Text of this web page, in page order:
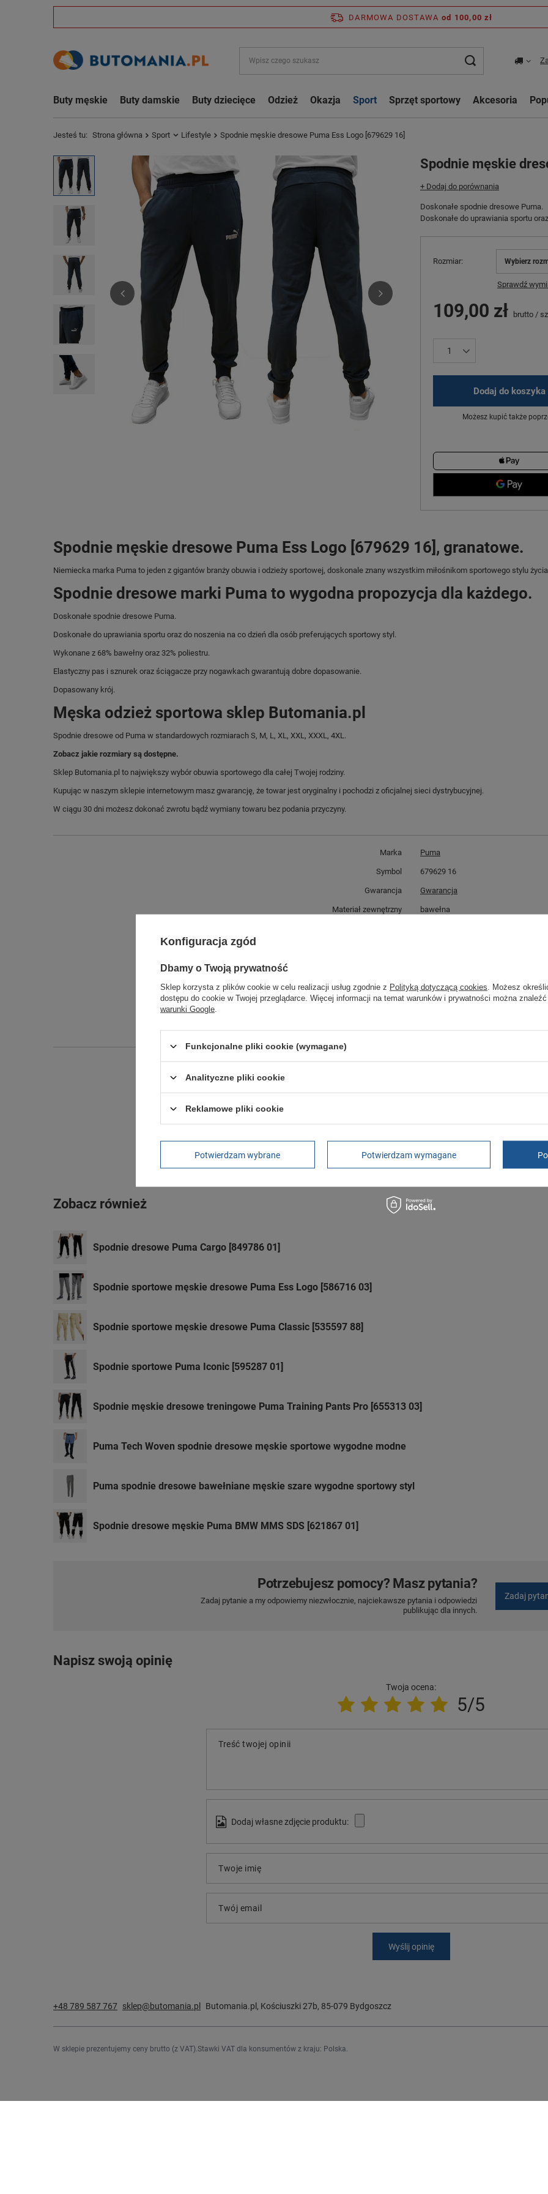
DARMOWA DOSTAWA od 100,00 zł
Buty męskie Buty damskie Buty dziecięce Odzież Okazja Sport Sprzęt sportowy Akcesoria
Jesteś tu: Strona główna Sport Lifestyle Spodnie męskie dresowe Puma Ess Logo [679629 16]
Spodnie męskie
+ Dodaj do porównania
Doskonałe spodnie dresowe Puma.
Doskonałe do uprawiania sportu
Rozmiar Wybierz
Sprawdź
109,00 zł brutto /
Dodaj do koszyka
Możesz kupić także
Spodnie męskie dresowe Puma Ess Logo [679629 16], granatowe.
Niemiecka marka Puma to jeden z gigantów branży obuwia i odzieży sportowej, doskonale znany wszystkim miłośnikom sportowego stylu
Spodnie dresowe marki Puma to wygodna propozycja dla każdego.
Doskonałe spodnie dresowe Puma.
Doskonałe do uprawiania sportu oraz do noszenia na co dzień dla osób preferujących sportowy styl.
Wykonane z 68% bawełny oraz 32% poliestru.
Elastyczny pas i sznurek oraz ściągacze przy nogawkach gwarantują dobre dopasowanie.
Dopasowany krój.
Męska odzież sportowa sklep Butomania.pl
Spodnie dresowe od Puma w standardowych rozmiarach S, M, L, XL, XXL, XXXL, 4XL.
Zobacz jakie rozmiary są dostępne.
Sklep Butomania.pl to największy wybór obuwia sportowego dla całej Twojej rodziny.
Kupując w naszym sklepie internetowym masz gwarancję, że towar jest oryginalny i pochodzi z oficjalnej sieci dystrybucyjnej.
W ciągu 30 dni możesz dokonać zwrotu bądź wymiany towaru bez podania przyczyny.
Marka Puma
Symbol 679629 16
Gwarancja Gwarancja
Materiał zewnętrzny
bawełna
Długość towaru w centymetrach Więcej 30
Szerokość towaru w centymetrach Więcej 20
Kościuszki 27b
85-079 Bydgoszcz
Polska
Zobacz również
Spodnie dresowe Puma Cargo [849786 01]
Spodnie sportowe męskie dresowe Puma Ess Logo [586716 03]
Spodnie sportowe męskie dresowe Puma Classic [535597 88]
Spodnie sportowe Puma Iconic [595287 01]
Spodnie męskie dresowe treningowe Puma Training Pants Pro [655313 03]
Puma Tech Woven spodnie dresowe męskie sportowe wygodne modne
Puma spodnie dresowe bawełniane męskie szare wygodne sportowy styl
Spodnie dresowe męskie Puma BMW MMS SDS [621867 01]
Potrzebujesz pomocy? Masz pytania?
Zadaj pytanie a my odpowiemy niezwłocznie, najciekawsze pytania i odpowiedzi
publikując dla innych.
Zadaj
Napisz swoją opinię
Twoja ocena:
5/5
Treść twojej opinii
Dodaj własne zdjęcie produktu:
Twoje imię
Twój email
Wyślij opinię
+48 789 587 767 sklep@butomania.pl Butomania.pl , Kościuszki 27b, 85-079 Bydgoszcz
W sklepie prezentujemy ceny brutto (z VAT). Stawki VAT dla konsumentów z kraju: Polska
Konfiguracja zgód
Dbamy o Twoją prywatność
Sklep korzysta z plików cookie w celu realizacji usług zgodnie z Polityką dotyczącą cookies . Możesz
dostępu do cookie w Twojej przeglądarce. Więcej informacji na temat warunków i prywatności można
warunki Google
Funkcjonalne pliki cookie (wymagane)
Analityczne pliki cookie
Reklamowe pliki cookie
Potwierdzam wybrane Potwierdzam wymagane